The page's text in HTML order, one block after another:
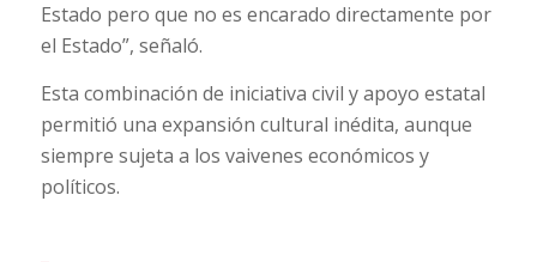
Estado pero que no es encarado directamente por
el Estado”, señaló.
Esta combinación de iniciativa civil y apoyo estatal
permitió una expansión cultural inédita, aunque
siempre sujeta a los vaivenes económicos y
políticos.